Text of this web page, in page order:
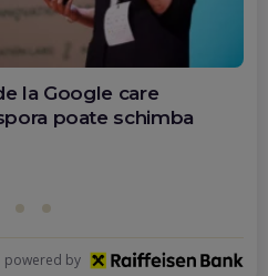
la Google care
poate schimba
powered by